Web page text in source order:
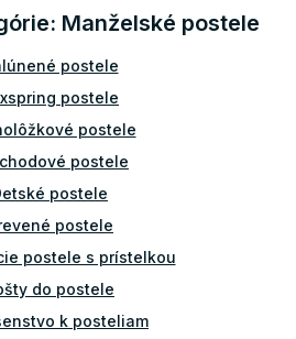
e
r
k
y
ý
p
s
u
e Manželské postele
postele
postele
postele
postele
postele
postele
postele s prístelkou
do postele
k posteliam